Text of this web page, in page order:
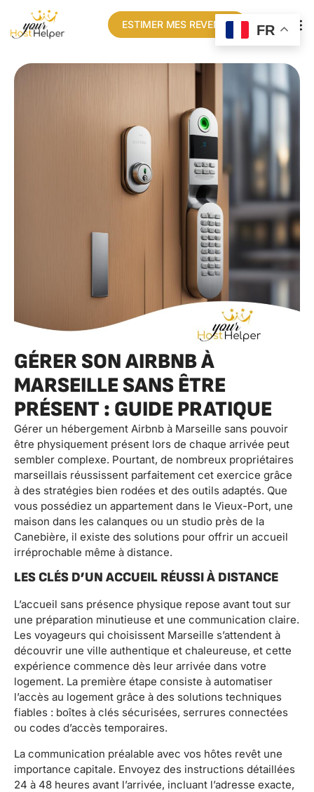
ESTIMER MES REVENUS
GÉRER SON AIRBNB À
MARSEILLE SANS ÊTRE
PRÉSENT : GUIDE PRATIQUE
Gérer un hébergement Airbnb à Marseille sans pouvoir
être physiquement présent lors de chaque arrivée peut
sembler complexe. Pourtant, de nombreux propriétaires
marseillais réussissent parfaitement cet exercice grâce
à des stratégies bien rodées et des outils adaptés. Que
vous possédiez un appartement dans le Vieux-Port, une
maison dans les calanques ou un studio près de la
Canebière, il existe des solutions pour offrir un accueil
irréprochable même à distance.
LES CLÉS D’UN ACCUEIL RÉUSSI À DISTANCE
L’accueil sans présence physique repose avant tout sur
une préparation minutieuse et une communication claire.
Les voyageurs qui choisissent Marseille s’attendent à
découvrir une ville authentique et chaleureuse, et cette
expérience commence dès leur arrivée dans votre
logement. La première étape consiste à automatiser
l’accès au logement grâce à des solutions techniques
fiables : boîtes à clés sécurisées, serrures connectées
ou codes d’accès temporaires.
La communication préalable avec vos hôtes revêt une
importance capitale. Envoyez des instructions détaillées
24 à 48 heures avant l’arrivée, incluant l’adresse exacte,
FR